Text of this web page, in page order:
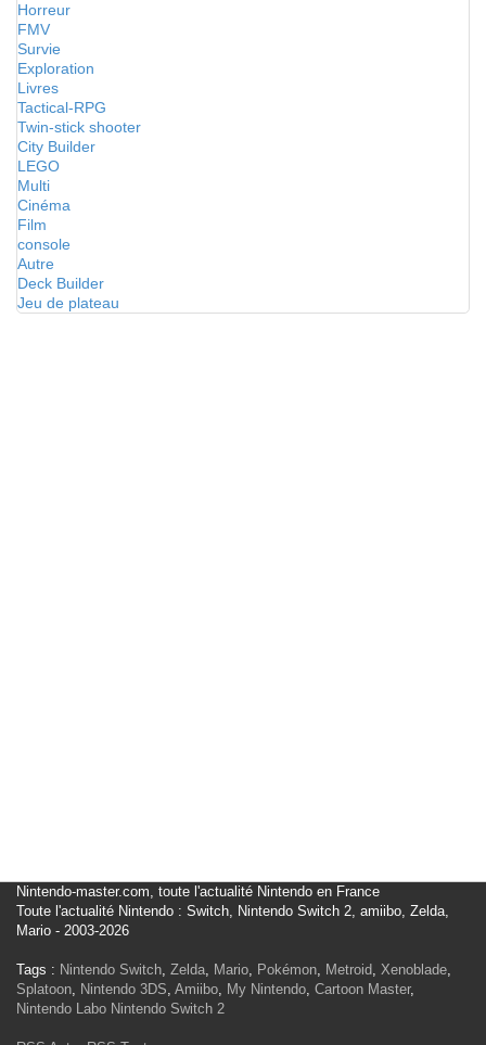
Horreur
FMV
Survie
Exploration
Livres
Tactical-RPG
Twin-stick shooter
City Builder
LEGO
Multi
Cinéma
Film
console
Autre
Deck Builder
Jeu de plateau
Nintendo-master.com, toute l'actualité Nintendo en France
Toute l'actualité Nintendo : Switch, Nintendo Switch 2, amiibo, Zelda,
Mario - 2003-2026
Tags : Nintendo Switch, Zelda, Mario, Pokémon, Metroid, Xenoblade,
Splatoon, Nintendo 3DS, Amiibo, My Nintendo, Cartoon Master,
Nintendo Labo Nintendo Switch 2